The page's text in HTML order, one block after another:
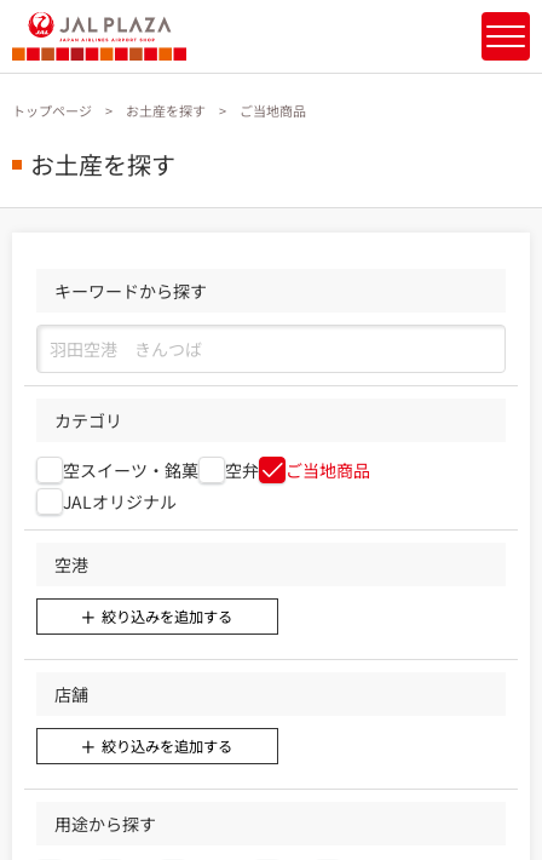
トップページ お土産を探す ご当地商品
お土産を探す
キーワードから探す
カテゴリ
空スイーツ・銘菓 空弁
ご当地商品
JALオリジナル
空港
絞り込みを追加する
店舗
絞り込みを追加する
用途から探す